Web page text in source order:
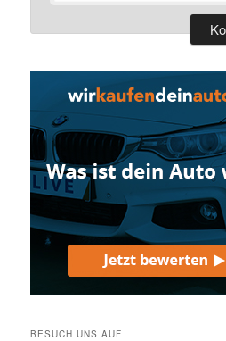
BESUCH UNS AUF